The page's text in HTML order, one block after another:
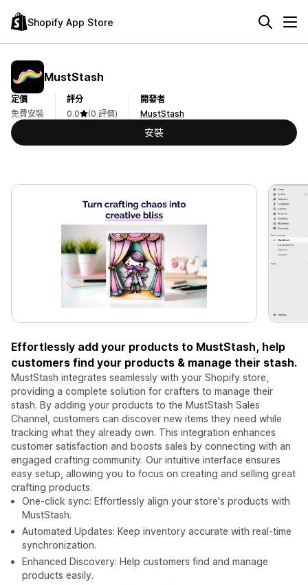
Shopify App Store
MustStash
定價
免費安裝
評分
0.0
(0 評價)
開發者
MustStash
安裝
Effortlessly add your products to MustStash, help
customers find your products & manage their stash.
MustStash integrates seamlessly with your Shopify store,
providing a complete solution for crafters to manage their
stash. By adding your products to the MustStash Sales
Channel, customers can discover new items they need while
tracking what they already own. This integration enhances
customer satisfaction and boosts sales by connecting with an
engaged crafting community. Our intuitive interface ensures
easy setup, allowing you to focus on creating and selling great
crafting products.
One-click sync: Effortlessly align your store's products with
MustStash.
Automated Updates: Keep inventory accurate with real-time
synchronization.
Enhanced Discovery: Help customers find and manage
products easily.